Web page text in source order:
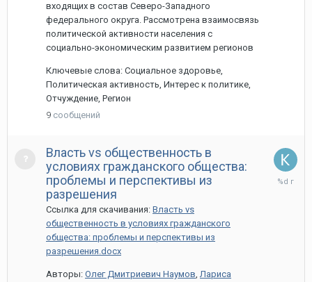
входящих в состав Северо-Западного
федерального округа. Рассмотрена взаимосвязь
политической активности населения с
социально-экономическим развитием регионов
Ключевые слова: Социальное здоровье,
Политическая активность, Интерес к политике,
Отчуждение, Регион
9 сообщений
Власть vs общественность в
условиях гражданского общества:
проблемы и перспективы из
разрешения
Ссылка для скачивания: Власть vs
общественность в условиях гражданского
общества: проблемы и перспективы из
разрешения.docx
Авторы: Олег Дмитриевич Наумов,Лариса
26